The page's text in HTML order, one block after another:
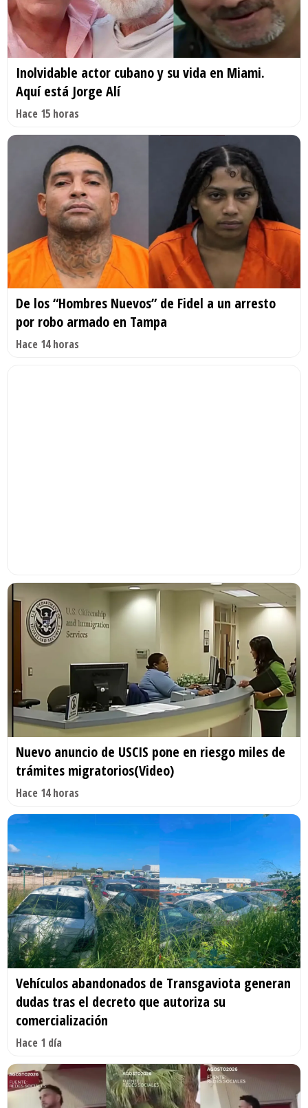
Inolvidable actor cubano y su vida en Miami.
Aquí está Jorge Alí
Hace 15 horas
De los “Hombres Nuevos” de Fidel a un arresto
por robo armado en Tampa
Hace 14 horas
Nuevo anuncio de USCIS pone en riesgo miles de
trámites migratorios(Video)
Hace 14 horas
Vehículos abandonados de Transgaviota generan
dudas tras el decreto que autoriza su
comercialización
Hace 1 día